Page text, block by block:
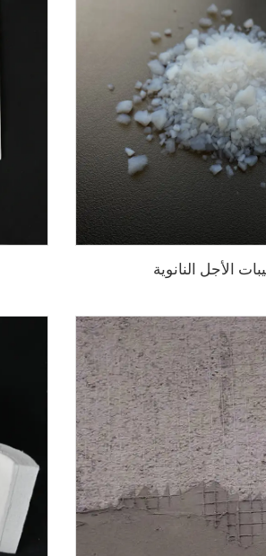
الأجل النانوية